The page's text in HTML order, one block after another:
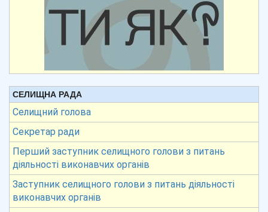
СЕЛИЩНА РАДА
Селищний голова
Секретар ради
Перший заступник селищного голови з питань
діяльності виконавчих органів
Заступник селищного голови з питань діяльності
виконавчих органів